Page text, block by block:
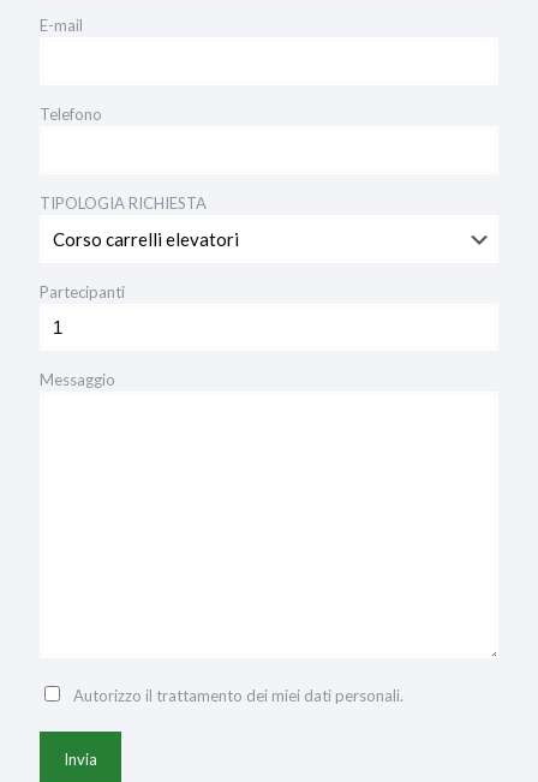
E-mail
Telefono
TIPOLOGIA RICHIESTA
Partecipanti
Messaggio
Autorizzo il trattamento dei miei dati personali.